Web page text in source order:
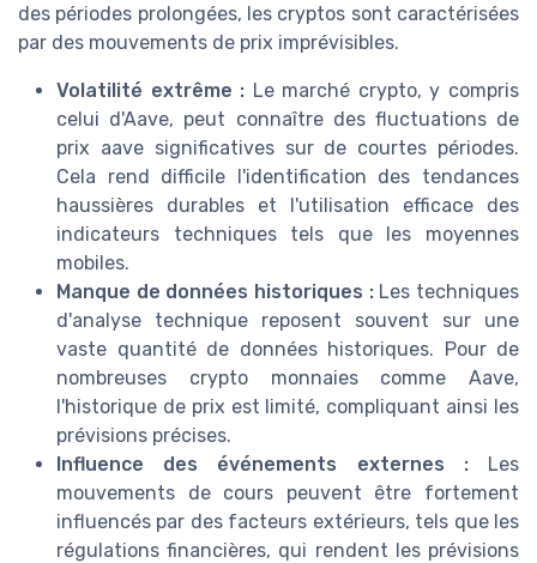
des périodes prolongées, les cryptos sont caractérisées
par des mouvements de prix imprévisibles.
Volatilité extrême : Le marché crypto, y compris
celui d'Aave, peut connaître des fluctuations de
prix aave significatives sur de courtes périodes.
Cela rend difficile l'identification des tendances
haussières durables et l'utilisation efficace des
indicateurs techniques tels que les moyennes
mobiles.
Manque de données historiques :Les techniques
d'analyse technique reposent souvent sur une
vaste quantité de données historiques. Pour de
nombreuses crypto monnaies comme Aave,
l'historique de prix est limité, compliquant ainsi les
prévisions précises.
Influence des événements externes :Les
mouvements de cours peuvent être fortement
influencés par des facteurs extérieurs, tels que les
régulations financières, qui rendent les prévisions